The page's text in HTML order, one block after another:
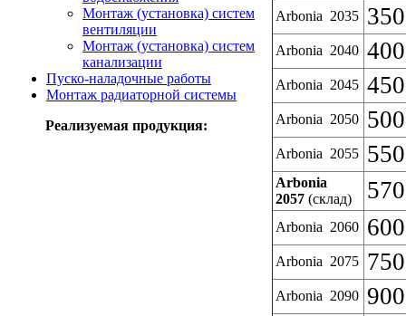
Монтаж (установка) систем
вентиляции
Монтаж (установка) систем
канализации
Пуско-наладочные работы
Монтаж радиаторной системы
Реализуемая продукция:
Arbonia 2035 350
Arbonia 2040 400
Arbonia 2045 450
Arbonia 2050 500
Arbonia 2055 550
Arbonia
2057 (склад) 570
Arbonia 2060 600
Arbonia 2075 750
Arbonia 2090 900